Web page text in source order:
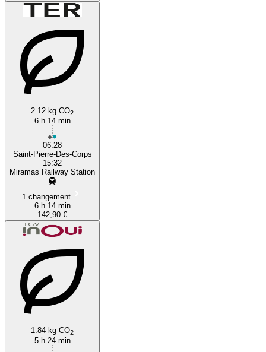
2.12 kg CO2
6 h 14 min
06:28
Saint-Pierre-Des-Corps
15:32
Miramas Railway Station
1 changement
6 h 14 min
142,90 €
1.84 kg CO2
5 h 24 min